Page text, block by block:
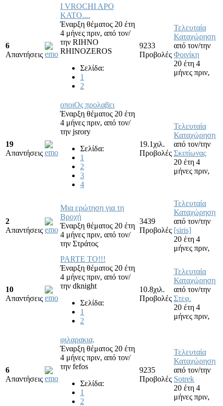
6
Απαντήσεις
I VROCHI APO
KATO....
Έναρξη θέματος 20 έτη
4 μήνες πριν, από τον/
την RIHNO
RHINOZEROS
Σελίδα:
1
2
9233
Προβολές
Τελευταία
Καταχώρηση
από τον/την
Φοινίκη
20 έτη 4
μήνες πριν,
19
Απαντήσεις
οποιOς προλαβει
Έναρξη θέματος 20 έτη
4 μήνες πριν, από τον/
την jsrory
Σελίδα:
1
2
3
4
19.1χιλ.
Προβολές
Τελευταία
Καταχώρηση
από τον/την
Σκιπίωνας
20 έτη 4
μήνες πριν,
2
Απαντήσεις
Μια ερώτηση για τη
Βροχή
Έναρξη θέματος 20 έτη
4 μήνες πριν, από τον/
την Στράτος
3439
Προβολές
Τελευταία
Καταχώρηση
από τον/την
[siris]
20 έτη 4
μήνες πριν,
10
Απαντήσεις
PARTE TO!!!
Έναρξη θέματος 20 έτη
4 μήνες πριν, από τον/
την dknight
Σελίδα:
1
2
10.8χιλ.
Προβολές
Τελευταία
Καταχώρηση
από τον/την
Στεφ.
20 έτη 4
μήνες πριν,
6
Απαντήσεις
φιλαρακια,
Έναρξη θέματος 20 έτη
4 μήνες πριν, από τον/
την fefos
Σελίδα:
1
2
9235
Προβολές
Τελευταία
Καταχώρηση
από τον/την
Sotrek
20 έτη 4
μήνες πριν,